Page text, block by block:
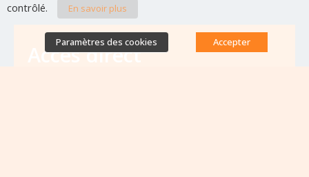
Accès direct
contrôlé.
En savoir plus
Paramètres des cookies Accepter